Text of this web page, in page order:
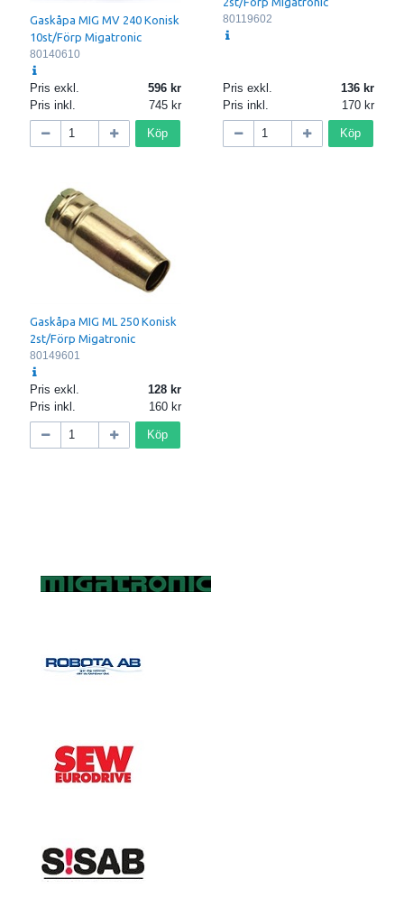
Gaskåpa MIG MV 240 Konisk
10st/Förp Migatronic
80140610
Pris exkl.
596
Pris inkl.
745
Köp
80119602
Pris exkl.
136
Pris inkl.
170
Köp
Gaskåpa MIG ML 250 Konisk
2st/Förp Migatronic
80149601
Pris exkl.
128
Pris inkl.
160
Köp